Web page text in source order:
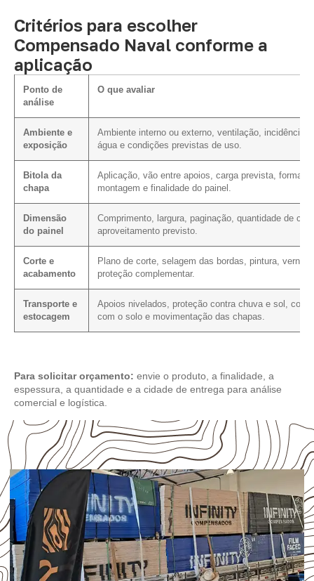
Critérios para escolher
Compensado Naval conforme a
aplicação
Ponto de
análise
O que avaliar
Ambiente e
exposição
Ambiente interno ou externo, ventilação, incidência
água e condições previstas de uso.
Bitola da
chapa
Aplicação, vão entre apoios, carga prevista, forma de
montagem e finalidade do painel.
Dimensão
do painel
Comprimento, largura, paginação, quantidade de
aproveitamento previsto.
Corte e
acabamento
Plano de corte, selagem das bordas, pintura, verniz
proteção complementar.
Transporte e
estocagem
Apoios nivelados, proteção contra chuva e sol,
com o solo e movimentação das chapas.
Para solicitar orçamento: envie o produto, a finalidade, a
espessura, a quantidade e a cidade de entrega para análise
comercial e logística.